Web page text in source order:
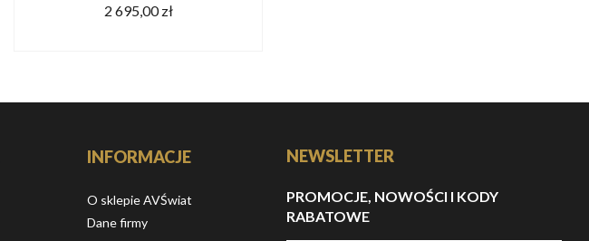
2 695,00 zł
INFORMACJE
O sklepie AVŚwiat
Dane firmy
NEWSLETTER
PROMOCJE, NOWOŚCI I KODY
RABATOWE